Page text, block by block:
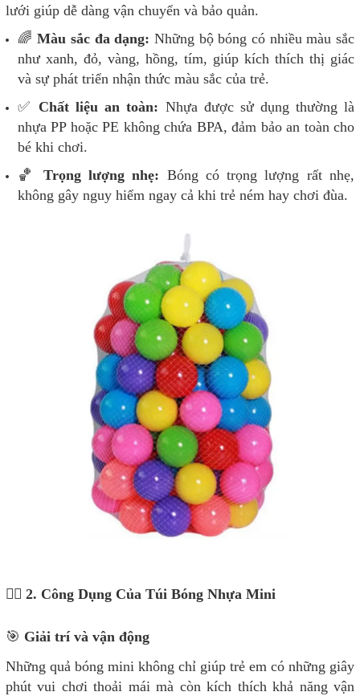
lưới giúp dễ dàng vận chuyển và bảo quản.
🌈Màu sắc đa dạng: Những bộ bóng có nhiều màu sắc
như xanh, đỏ, vàng, hồng, tím, giúp kích thích thị giác
và sự phát triển nhận thức màu sắc của trẻ.
✅ Chất liệu an toàn: Nhựa được sử dụng thường là
nhựa PP hoặc PE không chứa BPA, đảm bảo an toàn cho
bé khi chơi.
🏀 Trọng lượng nhẹ: Bóng có trọng lượng rất nhẹ,
không gây nguy hiểm ngay cả khi trẻ ném hay chơi đùa.
🤹‍♂️ 2. Công Dụng Của Túi Bóng Nhựa Mini
🎯 Giải trí và vận động
Những quả bóng mini không chỉ giúp trẻ em có những giây
phút vui chơi thoải mái mà còn kích thích khả năng vận